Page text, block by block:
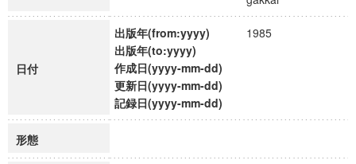
日付
出版年(from:yyyy)
1985
出版年(to:yyyy)
作成日(yyyy-mm-dd)
更新日(yyyy-mm-dd)
記録日(yyyy-mm-dd)
形態